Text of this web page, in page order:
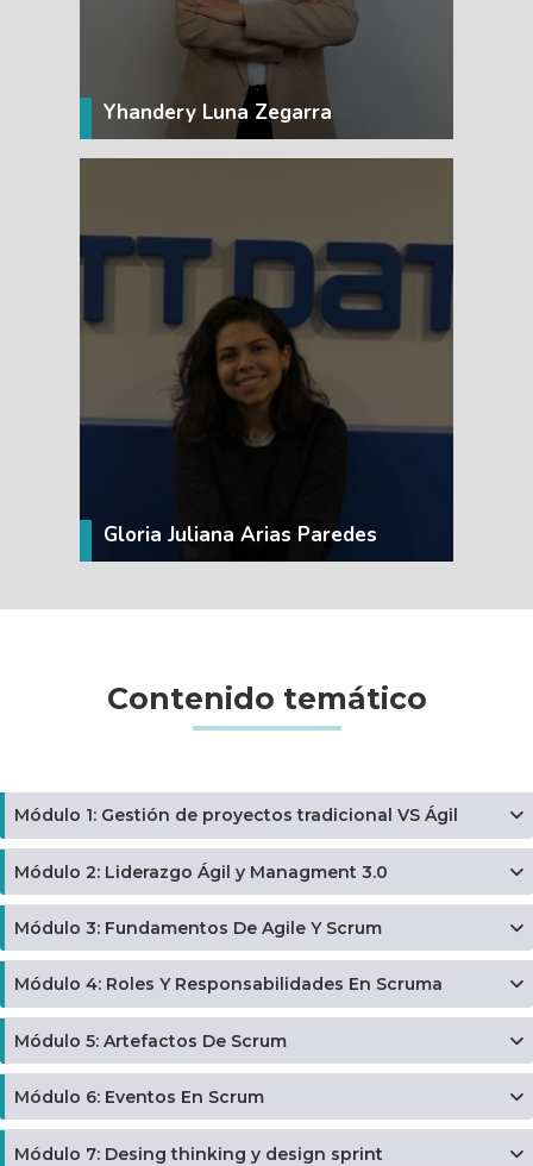
Yhandery Luna Zegarra
VER MÁS
Gloria Juliana Arias Paredes
Contenido temático
Módulo 1: Gestión de proyectos tradicional VS Ágil
Módulo 2: Liderazgo Ágil y Managment 3.0
Módulo 3: Fundamentos De Agile Y Scrum
Módulo 4: Roles Y Responsabilidades En Scruma
Módulo 5: Artefactos De Scrum
Módulo 6: Eventos En Scrum
Módulo 7: Desing thinking y design sprint